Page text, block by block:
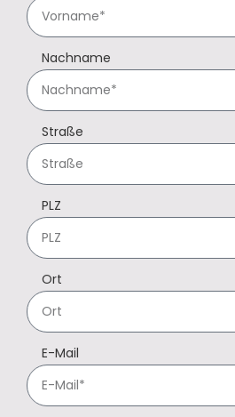
Nachname
Straße
PLZ
Ort
E-Mail